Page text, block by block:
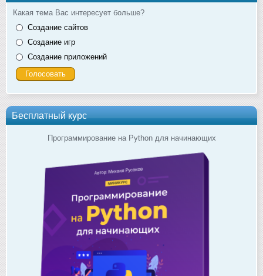
Какая тема Вас интересует больше?
Создание сайтов
Создание игр
Создание приложений
Бесплатный курс
Программирование на Python для начинающих